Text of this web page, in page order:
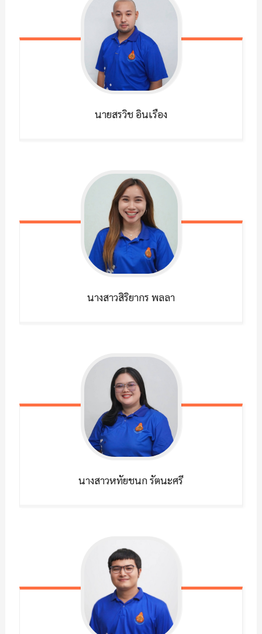
นายสรวิชอินเรือง
นางสาวสิริยากร พลลา
นางสาวหทัยชนกรัตนะศรี